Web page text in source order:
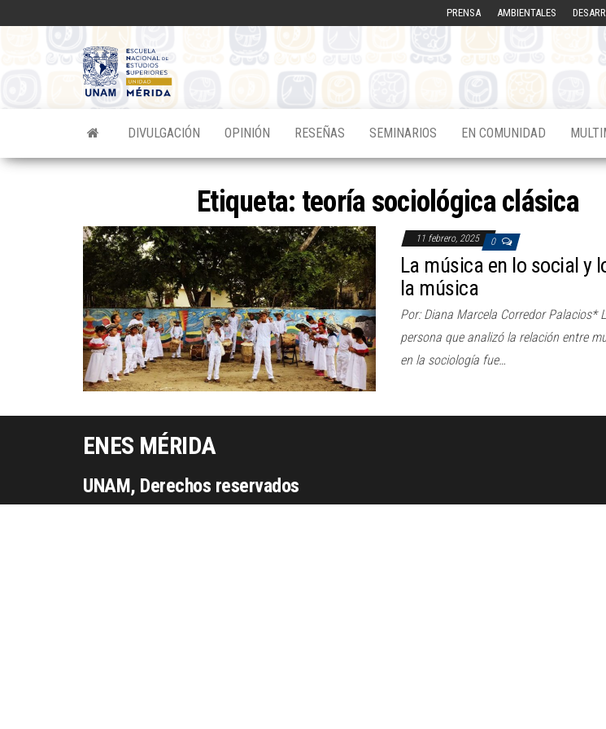
PRENSA AMBIENTALES
Mérida
DIVULGACIÓN OPINIÓN RESEÑAS SEMINARIOS EN COMUNIDAD
Etiqueta: teoría sociológica clásica
11 febrero, 2025 0
La música en lo social y
la música
Por: Diana Marcela Corredor Palacios*
persona que analizó la relación entre
en la sociología fue…
ENES MÉRIDA
UNAM, Derechos reservados